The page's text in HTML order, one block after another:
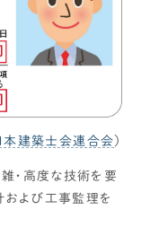
検索
エネ基準
樹脂複合サッシ
本建築士会連合会）
・高度な技術を要
よび工事監理を